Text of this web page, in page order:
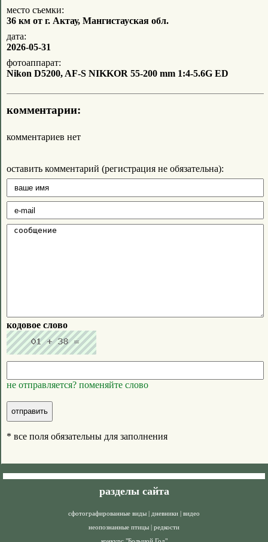
место съемки:
36 км от г. Актау, Мангистауская обл.
дата:
2026-05-31
фотоаппарат:
Nikon D5200, AF-S NIKKOR 55-200 mm 1:4-5.6G ED
комментарии:
комментариев нет
оставить комментарий (регистрация не обязательна):
кодовое слово
не отправляется? поменяйте слово
* все поля обязательны для заполнения
разделы сайта
сфотографированные виды | дневники | видео
неопознанные птицы | редкости